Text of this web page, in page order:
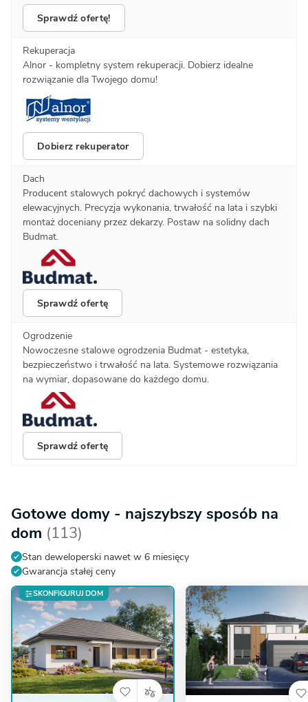
Sprawdź ofertę!
Rekuperacja
Alnor - kompletny system rekuperacji. Dobierz idealne
rozwiązanie dla Twojego domu!
Dobierz rekuperator
Dach
Producent stalowych pokryć dachowych i systemów
elewacyjnych. Precyzja wykonania, trwałość na lata i szybki
montaż doceniany przez dekarzy. Postaw na solidny dach
Budmat.
Sprawdź ofertę
Ogrodzenie
Nowoczesne stalowe ogrodzenia Budmat - estetyka,
bezpieczeństwo i trwałość na lata. Systemowe rozwiązania
na wymiar, dopasowane do każdego domu.
Sprawdź ofertę
Gotowe domy - najszybszy sposób na
dom (113)
Stan deweloperski nawet w 6 miesięcy
Gwarancja stałej ceny
SKONFIGURUJ DOM